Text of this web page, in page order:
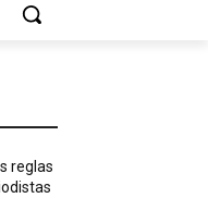
reglas